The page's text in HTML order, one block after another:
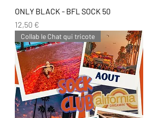
ONLY BLACK - BFL SOCK 50
Prix
12,50 €
Collab le Chat qui tricote